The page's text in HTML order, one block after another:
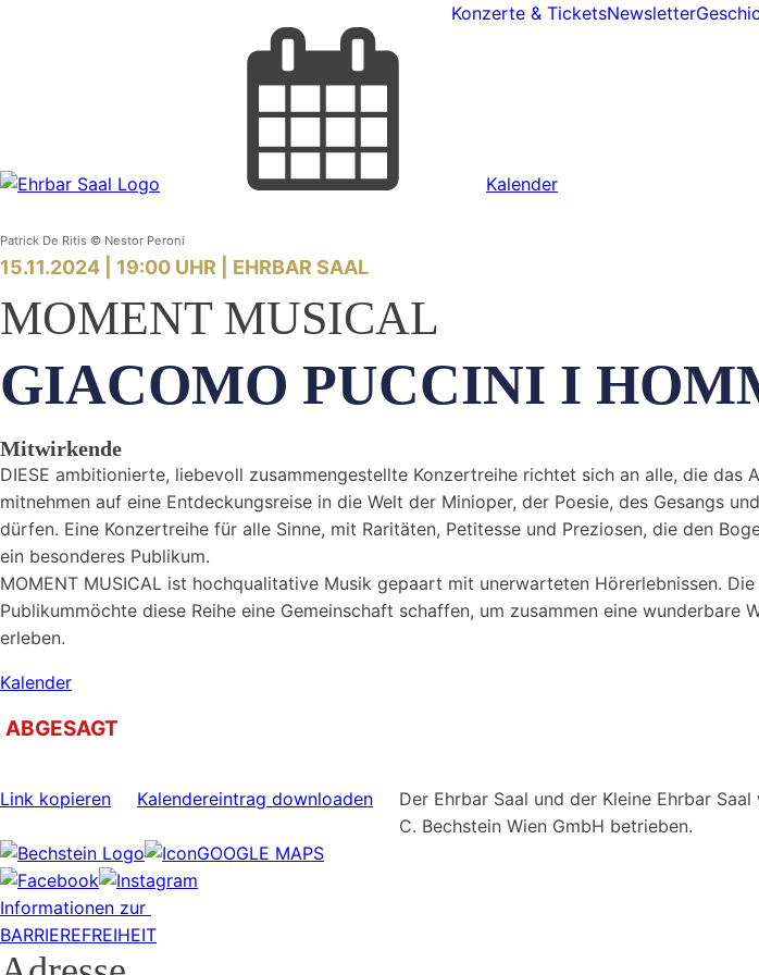
Konzerte & TicketsNewsletter
Kalender
Patrick De Ritis © Nestor Peroni
15.11.2024 | 19:00 UHR | EHRBAR SAAL
MOMENT MUSICAL
GIACOMO PUCCINI I
Mitwirkende
DIESE ambitionierte, liebevoll zusammengestellte Konzertreihe richtet sich an alle, die das
mitnehmen auf eine Entdeckungsreise in die Welt der Minioper, der Poesie, des Gesangs
dürfen. Eine Konzertreihe für alle Sinne, mit Raritäten, Petitesse und Preziosen, die den
ein besonderes Publikum.
MOMENT MUSICAL ist hochqualitative Musik gepaart mit unerwarteten Hörerlebnissen.
Publikummöchte diese Reihe eine Gemeinschaft schaffen, um zusammen eine wunderbare
erleben.
Kalender
ABGESAGT
Link kopieren Kalendereintrag downloaden
Der Ehrbar Saal und der Kleine Ehrbar
C. Bechstein Wien GmbH betrieben.
GOOGLE MAPS
Informationen zur
BARRIEREFREIHEIT